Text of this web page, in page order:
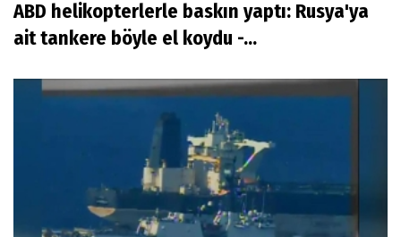
ABD helikopterlerle baskın yaptı: Rusya'ya
ait tankere böyle el koydu -...